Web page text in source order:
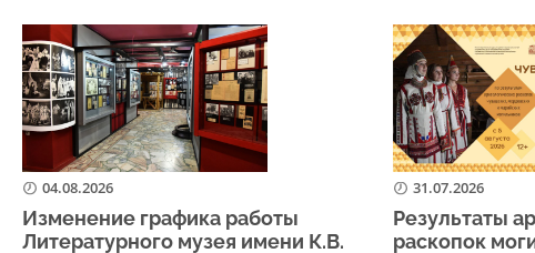
04.08.2026
Изменение графика работы
Литературного музея имени К.В.
31.07.2026
Результаты
раскопок